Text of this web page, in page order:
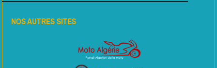
NOS AUTRES SITES